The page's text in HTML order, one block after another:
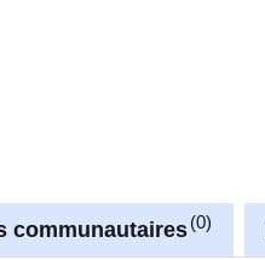
communautaires 0